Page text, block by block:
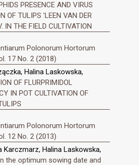
PRESENCE AND VIRUS
OF TULIPS 'LEEN VAN DER
IN THE FIELD CULTIVATION
Polonorum Hortorum
17 No. 2 (2018)
Halina Laskowska,
OF FLURPRIMIDOL
IN POT CULTIVATION OF
Polonorum Hortorum
12 No. 2 (2013)
Karczmarz, Halina Laskowska,
the optimum sowing date and